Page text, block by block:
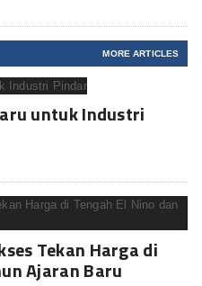
MORE ARTICLES
untuk Industri
Tekan Harga di
Ajaran Baru